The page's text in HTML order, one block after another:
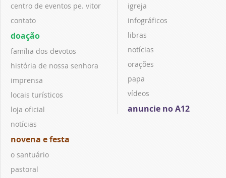
centro de eventos pe. vitor
contato
doação
família dos devotos
história de nossa senhora
imprensa
locais turísticos
loja oficial
notícias
novena e festa
o santuário
pastoral
igreja
infográficos
libras
notícias
orações
papa
vídeos
anuncie no A12